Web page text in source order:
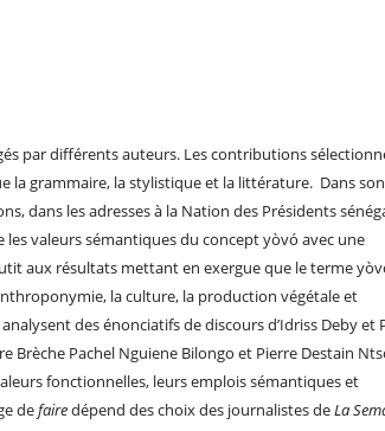
par différents auteurs. Les contributions
la grammaire, la stylistique et la littérature. Dans son
dans les adresses à la Nation des Présidents
les valeurs sémantiques du concept yòvó avec une
aux résultats mettant en exergue que le terme
la culture, la production végétale et
des énonciatifs de discours d’Idriss Deby et
Brèche Pachel Nguiene Bilongo et Pierre Destain
fonctionnelles, leurs emplois sémantiques et
defairedépend des choix des journalistes deLa